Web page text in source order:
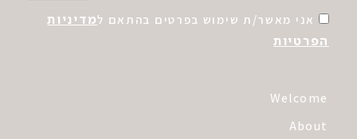
Welcome
About
אני מאשר/ת שימוש בפרטים בהתאם למדיניות
הפרטיות